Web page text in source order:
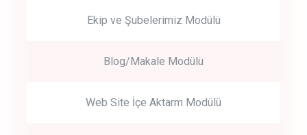
Ekip ve Şubelerimiz Modülü
Blog/Makale Modülü
Web Site İçe Aktarm Modülü